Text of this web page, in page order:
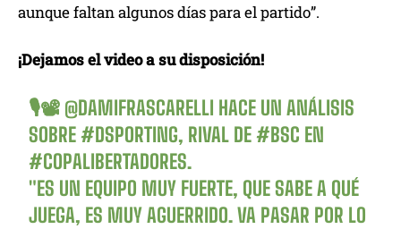
aunque faltan algunos días para el partido”.
¡Dejamos el video a su disposición!
🎙📽 @DAMIFRASCARELLI HACE UN ANÁLISIS
SOBRE#DSPORTING, RIVAL DE#BSC EN
#COPALIBERTADORES.
"ES UN EQUIPO MUY FUERTE, QUE SABE A QUÉ
JUEGA, ES MUY AGUERRIDO. VA PASAR POR LO